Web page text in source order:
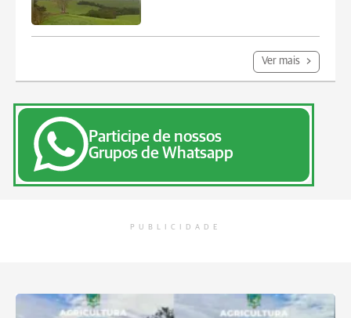
Ver mais
Participe de nossos
Grupos de Whatsapp
PUBLICIDADE